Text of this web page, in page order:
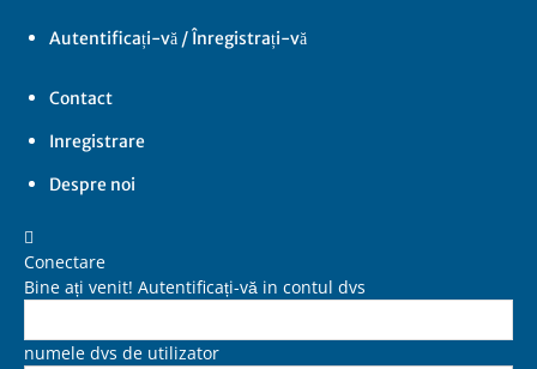
Autentificați-vă / Înregistrați-vă
Contact
Inregistrare
Despre noi
Conectare
Bine ați venit! Autentificați-vă in contul dvs
numele dvs de utilizator